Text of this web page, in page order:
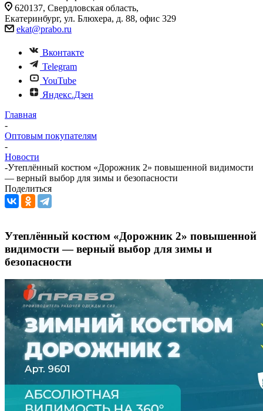
620137, Свердловская область,
Екатеринбург, ул. Блюхера, д. 88, офис 329
ekat@prabo.ru
Вконтакте
Telegram
YouTube
Яндекс.Дзен
Главная
-
Оптовым покупателям
-
Новости
-Утеплённый костюм «Дорожник 2» повышенной видимости
— верный выбор для зимы и безопасности
Поделиться
Утеплённый костюм «Дорожник 2» повышенной
видимости — верный выбор для зимы и
безопасности